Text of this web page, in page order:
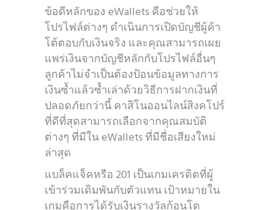
ข้อดีหลักของ eWallets คือช่วยให้
โปรไฟล์ต่างๆ ดำเนินการเปิดบัญชีผู้ค้า
โต้ตอบกับเงินจริง และคุณสามารถเผย
แพร่เงินจากบัญชีหลักกับโปรไฟล์อื่นๆ
ลูกค้าไม่จำเป็นต้องป้อนข้อมูลทางการ
เงินซ้ำแล้วซ้ำเล่าด้วยวิธีการฝากเงินที่
ปลอดภัยกว่านี้ คาสิโนออนไลน์สิงคโปร์
ที่ดีที่สุดสามารถเลือกจากคุณสมบัติ
ต่างๆ ที่มีใน eWallets ที่มีชื่อเสียงใหม่
ล่าสุด
แบล็คแจ็คหรือ 201 เป็นเกมเครดิตที่ผู้
เข้าร่วมเดิมพันกับตัวแทน เป้าหมายใน